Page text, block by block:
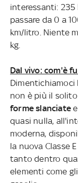
interessanti: 235
passare da 0 a
km/litro. Niente
kg.
Dal vivo: com'è
Dimentichiamoci
non è più il
forme slanciatee
quasi nulla,
moderna,
la nuova Classe
tanto dentro
elementi come